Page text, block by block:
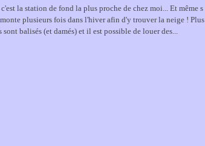
la station de fond la plus proche de chez moi... Et même s
plusieurs fois dans l'hiver afin d'y trouver la neige ! Plus
sont balisés (et damés) et il est possible de louer des...